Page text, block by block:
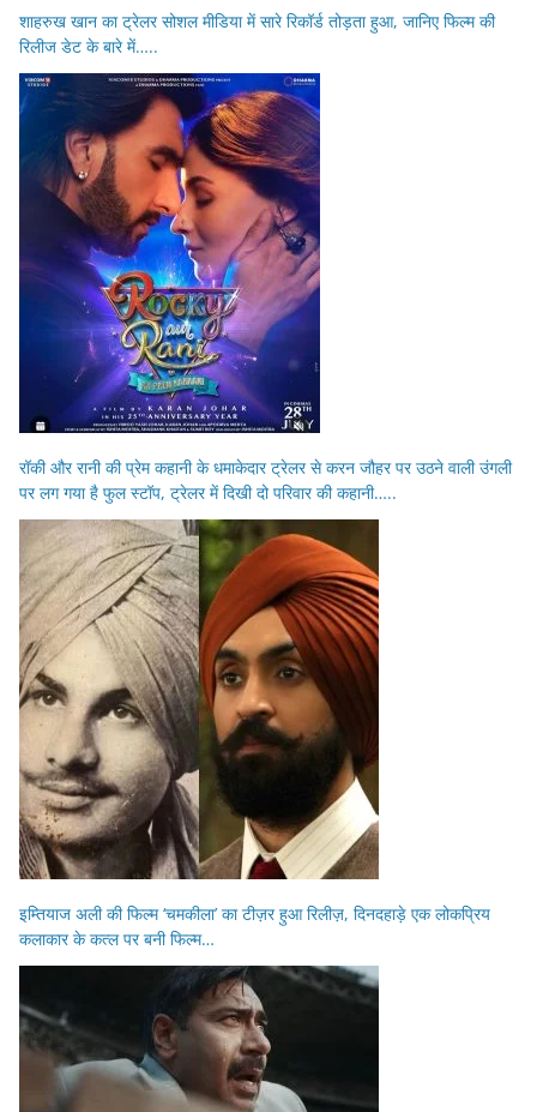
शाहरुख खान का ट्रेलर सोशल मीडिया में सारे रिकॉर्ड तोड़ता हुआ, जानिए फिल्म की
रिलीज डेट के बारे में…..
रॉकी और रानी की प्रेम कहानी के धमाकेदार ट्रेलर से करन जौहर पर उठने वाली उंगली
पर लग गया है फुल स्टॉप, ट्रेलर में दिखी दो परिवार की कहानी…..
इम्तियाज अली की फिल्म ‘चमकीला’ का टीज़र हुआ रिलीज़, दिनदहाड़े एक लोकप्रिय
कलाकार के कत्ल पर बनी फिल्म…